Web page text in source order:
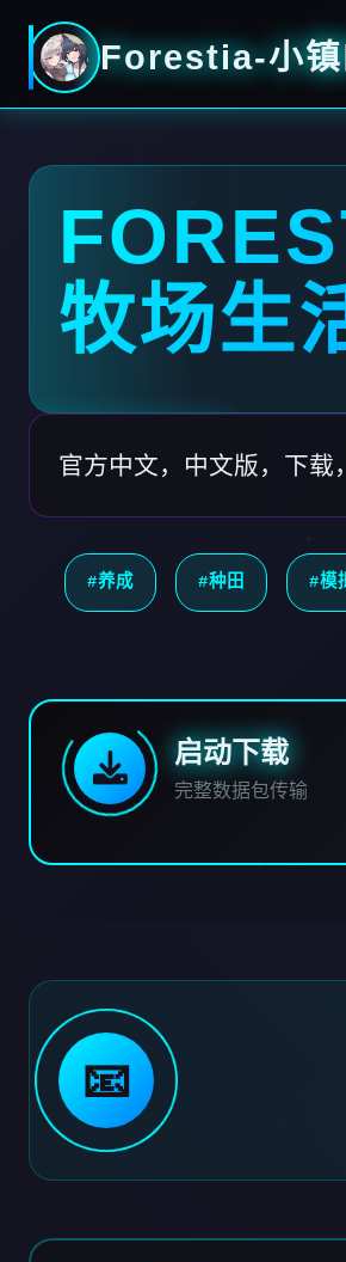
Forestia-小镇
牧场生
官方中文，中文版，下载
#养成 #种田 #模
启动下载
完整数据包传输
📧